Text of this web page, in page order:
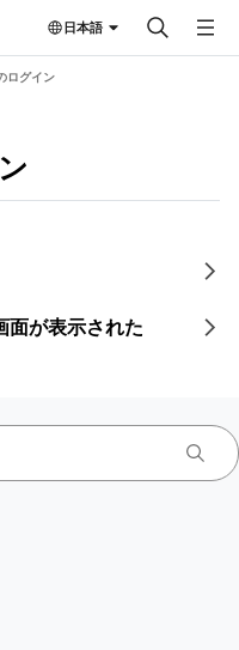
日本語
ログイン
面が表示された